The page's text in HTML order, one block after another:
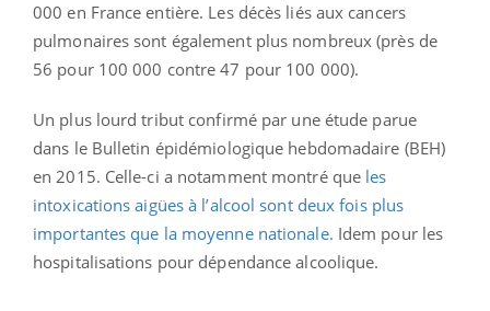
000 en France entière. Les décès liés aux cancers
pulmonaires sont également plus nombreux (près de
56 pour 100 000 contre 47 pour 100 000).
Un plus lourd tribut confirmé par une étude parue
dans le Bulletin épidémiologique hebdomadaire (BEH)
en 2015. Celle-ci a notamment montré que les
intoxications aigües à l’alcool sont deux fois plus
importantes que la moyenne nationale. Idem pour les
hospitalisations pour dépendance alcoolique.